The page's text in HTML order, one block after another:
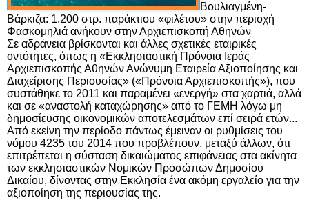
Βουλιαγμένη-
Βάρκιζα: 1.200 στρ. παράκτιου «φιλέτου» στην περιοχή
Φασκομηλιά ανήκουν στην Αρχιεπισκοπή Αθηνών
Σε αδράνεια βρίσκονται και άλλες σχετικές εταιρικές
οντότητες, όπως η «Εκκλησιαστική Πρόνοια Ιεράς
Αρχιεπισκοπής Αθηνών Ανώνυμη Εταιρεία Αξιοποίησης και
Διαχείρισης Περιουσίας» («Πρόνοια Αρχιεπισκοπής»), που
συστάθηκε το 2011 και παραμένει «ενεργή» στα χαρτιά, αλλά
και σε «αναστολή καταχώρησης» από το ΓΕΜΗ λόγω μη
δημοσίευσης οικονομικών αποτελεσμάτων επί σειρά ετών...
Από εκείνη την περίοδο πάντως έμειναν οι ρυθμίσεις του
νόμου 4235 του 2014 που προβλέπουν, μεταξύ άλλων, ότι
επιτρέπεται η σύσταση δικαιώματος επιφάνειας στα ακίνητα
των εκκλησιαστικών Νομικών Προσώπων Δημοσίου
Δικαίου, δίνοντας στην Εκκλησία ένα ακόμη εργαλείο για την
αξιοποίηση της περιουσίας της.